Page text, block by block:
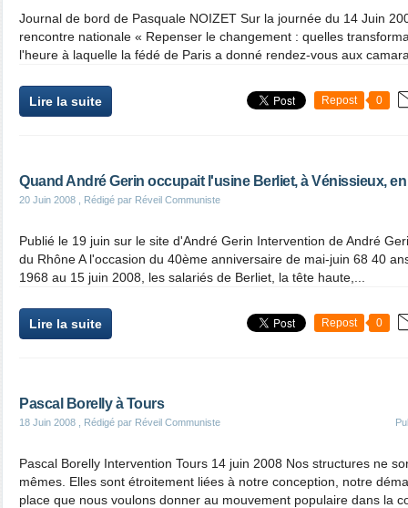
Journal de bord de Pasquale NOIZET Sur la journée du 14 Juin
rencontre nationale « Repenser le changement : quelles
l'heure à laquelle la fédé de Paris a donné rendez-vous aux
Lire la suite Repost 0
Quand André Gerin occupait l'usine Berliet, à Vénissieux, en
20 Juin 2008 , Rédigé par Réveil Communiste
Publié le 19 juin sur le site d'André Gerin Intervention de André
du Rhône A l'occasion du 40ème anniversaire de mai-juin 68 40
1968 au 15 juin 2008, les salariés de Berliet, la tête haute,...
Lire la suite Repost 0
Pascal Borelly à Tours
18 Juin 2008 , Rédigé par Réveil Communiste
Pascal Borelly Intervention Tours 14 juin 2008 Nos structures ne
mêmes. Elles sont étroitement liées à notre conception, notre
place que nous voulons donner au mouvement populaire dans la